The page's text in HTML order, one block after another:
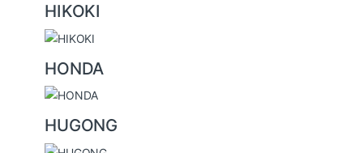
HIKOKI
HONDA
HUGONG